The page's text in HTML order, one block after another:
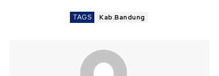
TAGS Kab.Bandung